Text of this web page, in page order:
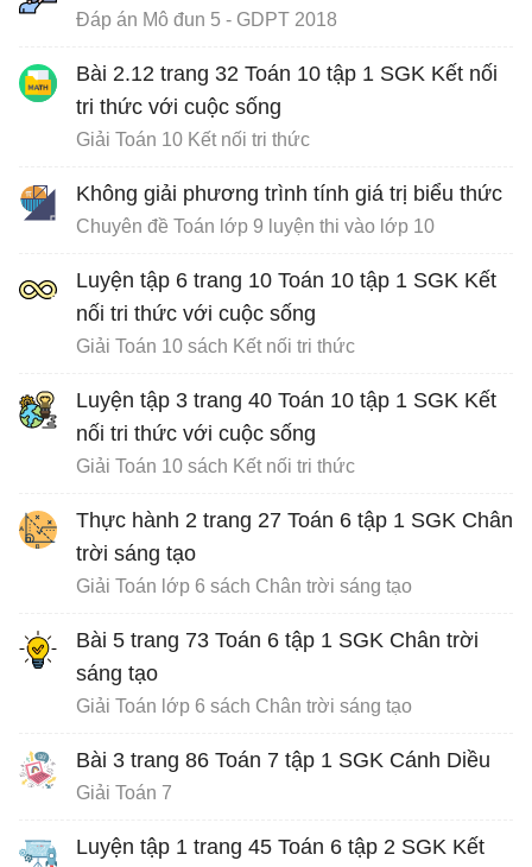
Đáp án Mô đun 5 - GDPT 2018
Bài 2.12 trang 32 Toán 10 tập 1 SGK Kết nối
tri thức với cuộc sống
Giải Toán 10 Kết nối tri thức
Không giải phương trình tính giá trị biểu thức
Chuyên đề Toán lớp 9 luyện thi vào lớp 10
Luyện tập 6 trang 10 Toán 10 tập 1 SGK Kết
nối tri thức với cuộc sống
Giải Toán 10 sách Kết nối tri thức
Luyện tập 3 trang 40 Toán 10 tập 1 SGK Kết
nối tri thức với cuộc sống
Giải Toán 10 sách Kết nối tri thức
Thực hành 2 trang 27 Toán 6 tập 1 SGK Chân
trời sáng tạo
Giải Toán lớp 6 sách Chân trời sáng tạo
Bài 5 trang 73 Toán 6 tập 1 SGK Chân trời
sáng tạo
Giải Toán lớp 6 sách Chân trời sáng tạo
Bài 3 trang 86 Toán 7 tập 1 SGK Cánh Diều
Giải Toán 7
Luyện tập 1 trang 45 Toán 6 tập 2 SGK Kết